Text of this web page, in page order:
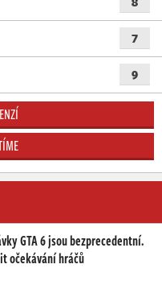
7
9
GTA 6 jsou bezprecedentní.
očekávání hráčů